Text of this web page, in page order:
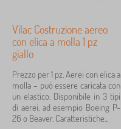
Vilac Costruzione aereo
con elica a molla 1 pz
giallo
Prezzo per 1 pz. Aerei con elica a
molla – può essere caricata con
un elastico. Disponibile in 3 tipi
di aerei, ad esempio Boeing P-
26 o Beaver. Caratteristiche...